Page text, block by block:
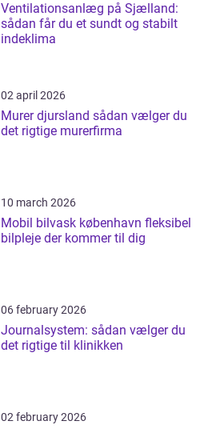
Ventilationsanlæg på Sjælland:
sådan får du et sundt og stabilt
indeklima
02 april 2026
Murer djursland sådan vælger du
det rigtige murerfirma
10 march 2026
Mobil bilvask københavn fleksibel
bilpleje der kommer til dig
06 february 2026
Journalsystem: sådan vælger du
det rigtige til klinikken
02 february 2026